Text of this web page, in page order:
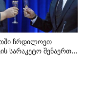
Ჩრდილოეთ
Სარაკეტო Შენაერთ...